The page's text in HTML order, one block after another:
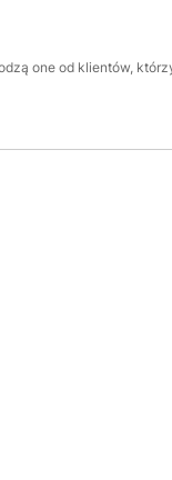
one od klientów,